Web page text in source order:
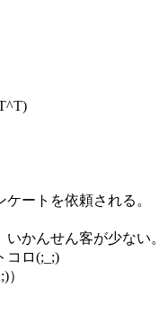
ートを依頼される。
かんせん客が少ない。
コロ(;_;)